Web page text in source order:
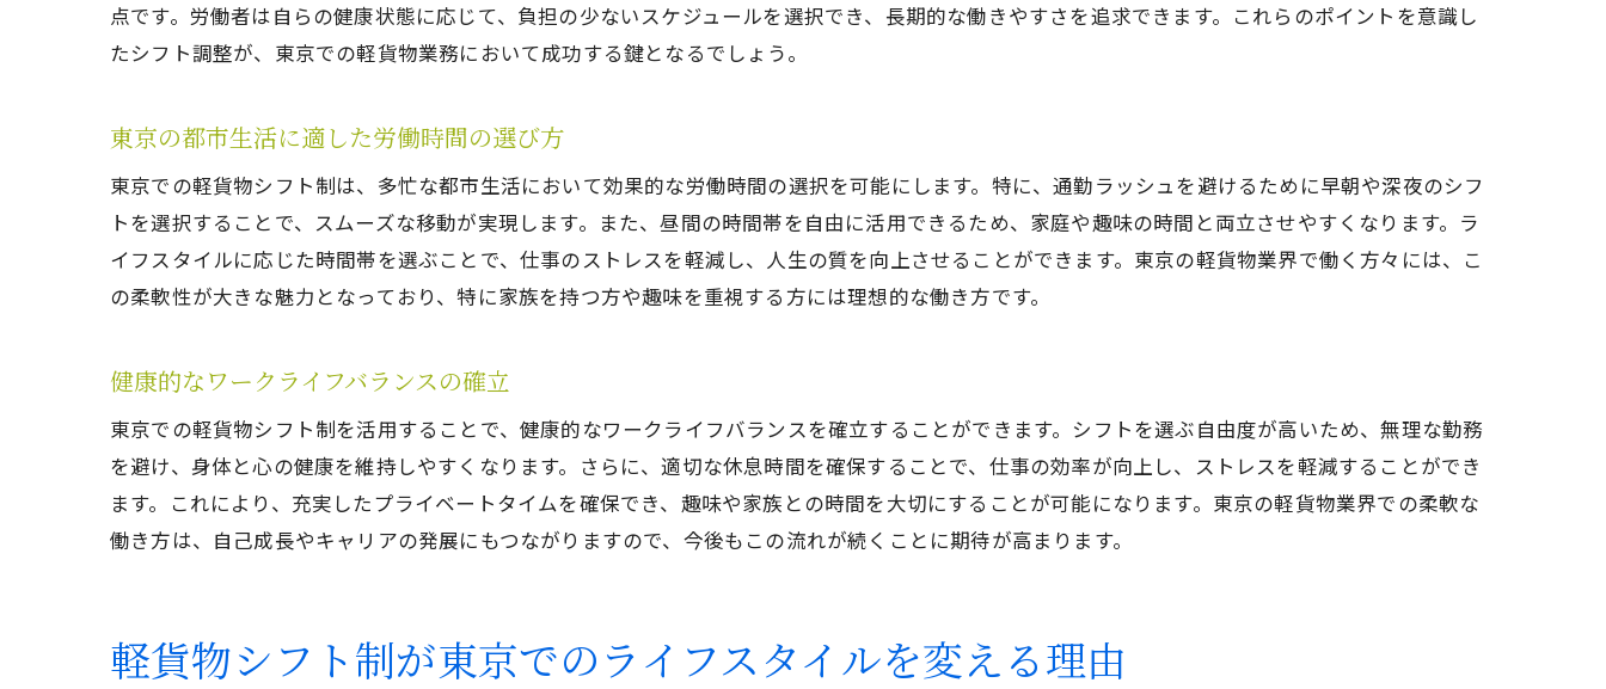
柔軟なスケジュールで生活の質を向上
東京の交通状況を活かした軽貨物シフト制の賢い選び方
交通情報を利用したシフト計画の立て方
渋滞を避けるためのシフトタイミング
交通状況に応じた柔軟な働き方
軽貨物シフト制がもたらす東京での効率的な働き方
シフト制で実現する効率的な時間管理
東京での生産性向上のためのシフト戦略
点です。労働者は自らの健康状態に応じて、負担の少ないスケジュールを選択でき、長期的な働きやすさを追求できます。これらのポイントを意識し
たシフト調整が、東京での軽貨物業務において成功する鍵となるでしょう。
東京の都市生活に適した労働時間の選び方
東京での軽貨物シフト制は、多忙な都市生活において効果的な労働時間の選択を可能にします。特に、通勤ラッシュを避けるために早朝や深夜のシフ
トを選択することで、スムーズな移動が実現します。また、昼間の時間帯を自由に活用できるため、家庭や趣味の時間と両立させやすくなります。ラ
イフスタイルに応じた時間帯を選ぶことで、仕事のストレスを軽減し、人生の質を向上させることができます。東京の軽貨物業界で働く方々には、こ
の柔軟性が大きな魅力となっており、特に家族を持つ方や趣味を重視する方には理想的な働き方です。
健康的なワークライフバランスの確立
東京での軽貨物シフト制を活用することで、健康的なワークライフバランスを確立することができます。シフトを選ぶ自由度が高いため、無理な勤務
を避け、身体と心の健康を維持しやすくなります。さらに、適切な休息時間を確保することで、仕事の効率が向上し、ストレスを軽減することができ
ます。これにより、充実したプライベートタイムを確保でき、趣味や家族との時間を大切にすることが可能になります。東京の軽貨物業界での柔軟な
働き方は、自己成長やキャリアの発展にもつながりますので、今後もこの流れが続くことに期待が高まります。
軽貨物シフト制が東京でのライフスタイルを変える理由